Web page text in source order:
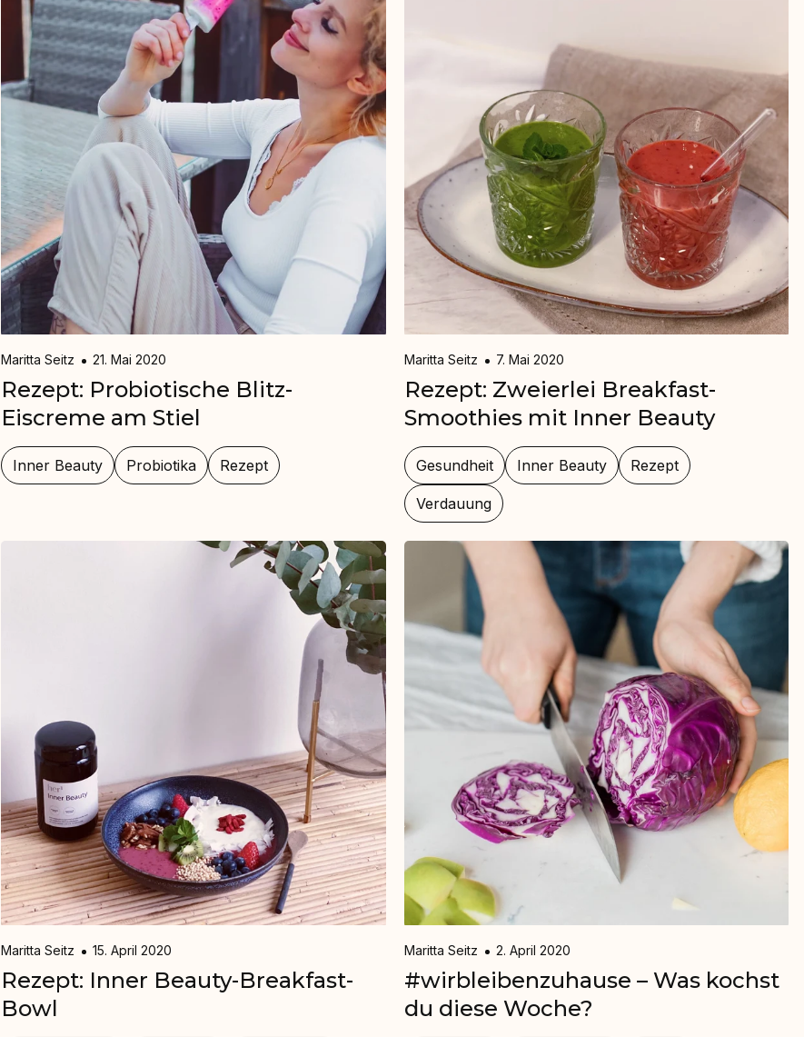
Maritta Seitz 21. Mai 2020
Rezept: Probiotische Blitz-
Eiscreme⁠ ⁠am Stiel
Inner Beauty Probiotika Rezept
Maritta Seitz 7. Mai 2020
Rezept: Zweierlei Breakfast-
Smoothies mit Inner Beauty
Gesundheit Inner Beauty Rezept
Verdauung
Maritta Seitz 15. April 2020
Rezept: Inner Beauty-Breakfast-
Bowl
Maritta Seitz 2. April 2020
#wirbleibenzuhause – Was kochst
du diese Woche?